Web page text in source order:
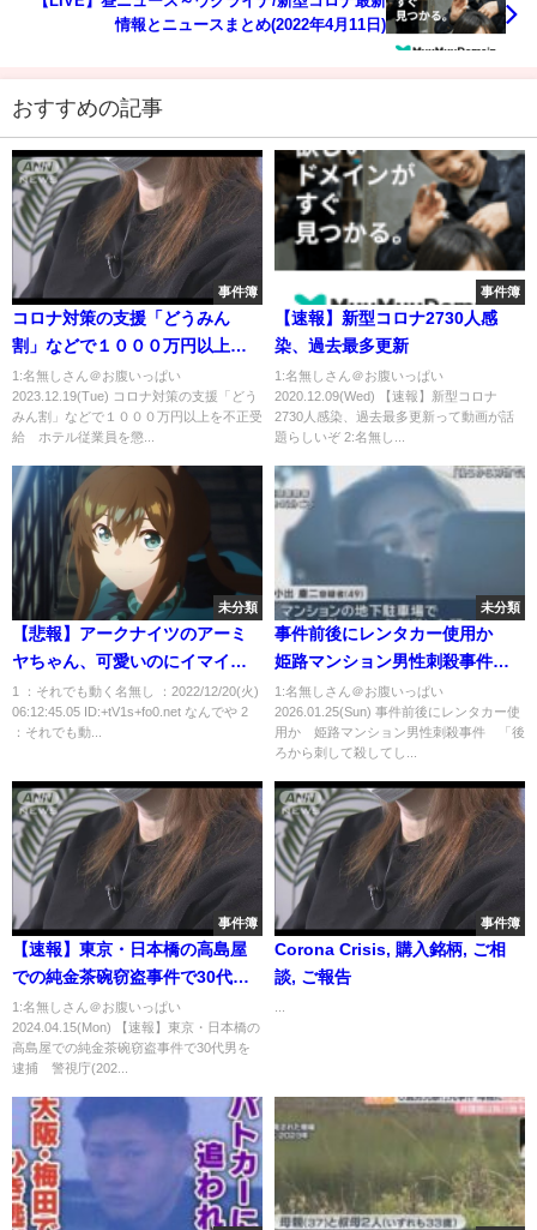
情報とニュースまとめ(2022年4月11日)
おすすめの記事
事件簿
コロナ対策の支援「どうみん
割」などで１０００万円以上を
不正受給 ホテル従業員を懲戒
解雇 札幌市
1:名無しさん＠お腹いっぱい
2023.12.19(Tue) コロナ対策の支援「どう
みん割」などで１０００万円以上を不正受
給 ホテル従業員を懲...
事件簿
【速報】新型コロナ2730人感
染、過去最多更新
1:名無しさん＠お腹いっぱい
2020.12.09(Wed) 【速報】新型コロナ
2730人感染、過去最多更新って動画が話
題らしいぞ 2:名無し...
未分類
【悲報】アークナイツのアーミ
ヤちゃん、可愛いのにイマイチ
人気がない
1 ：それでも動く名無し ：2022/12/20(火)
06:12:45.05 ID:+tV1s+fo0.net なんでや 2
：それでも動...
未分類
事件前後にレンタカー使用か
姫路マンション男性刺殺事件
「後ろから刺して殺してしまっ
た」と容疑認める
1:名無しさん＠お腹いっぱい
2026.01.25(Sun) 事件前後にレンタカー使
用か 姫路マンション男性刺殺事件 「後
ろから刺して殺してし...
事件簿
【速報】東京・日本橋の高島屋
での純金茶碗窃盗事件で30代男
を逮捕 警視庁(2024年4月13日)
1:名無しさん＠お腹いっぱい
2024.04.15(Mon) 【速報】東京・日本橋の
高島屋での純金茶碗窃盗事件で30代男を
逮捕 警視庁(202...
事件簿
Corona Crisis, 購入銘柄, ご相
談, ご報告